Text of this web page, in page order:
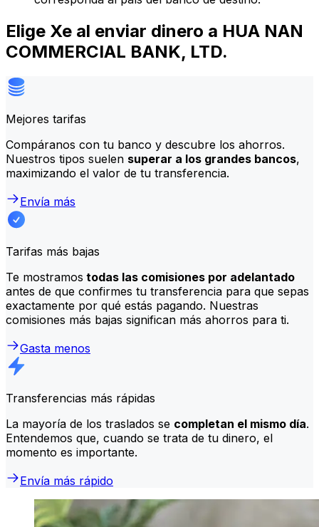
Elige Xe al enviar dinero a HUA NAN
COMMERCIAL BANK, LTD.
Mejores tarifas
Compáranos con tu banco y descubre los ahorros.
Nuestros tipos suelen superar a los grandes bancos,
maximizando el valor de tu transferencia.
Envía más
Tarifas más bajas
Te mostramos todas las comisiones por adelantado
antes de que confirmes tu transferencia para que sepas
exactamente por qué estás pagando. Nuestras
comisiones más bajas significan más ahorros para ti.
Gasta menos
Transferencias más rápidas
La mayoría de los traslados se completan el mismo día.
Entendemos que, cuando se trata de tu dinero, el
momento es importante.
Envía más rápido